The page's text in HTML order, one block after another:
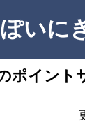
ぽいに
ポイント